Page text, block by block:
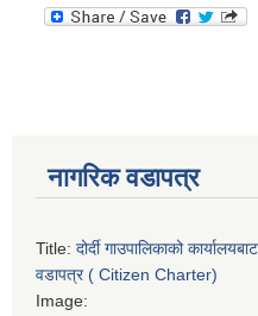
नागरिक वडापत्र
Title: दोर्दी गाउपालिकाको
वडापत्र ( Citizen Charter)
Image: